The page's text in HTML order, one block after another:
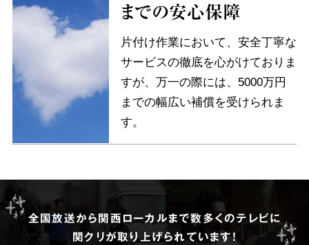
までの安心保障
片付け作業において、安全丁寧な
サービスの徹底を心がけておりま
すが、万一の際には、5000万円
までの幅広い補償を受けられま
す。
全国放送から関西ローカルまで数多くのテレビに
関クリが取り上げられています!